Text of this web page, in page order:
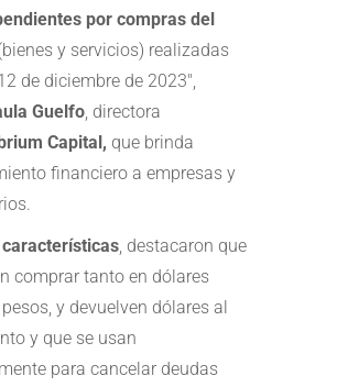
por compras del
y servicios) realizadas
de diciembre de 2023″,
Guelfo , directora
Capital, que brinda
financiero a empresas y
características , destacaron que
comprar tanto en dólares
y devuelven dólares al
y que se usan
para cancelar deudas